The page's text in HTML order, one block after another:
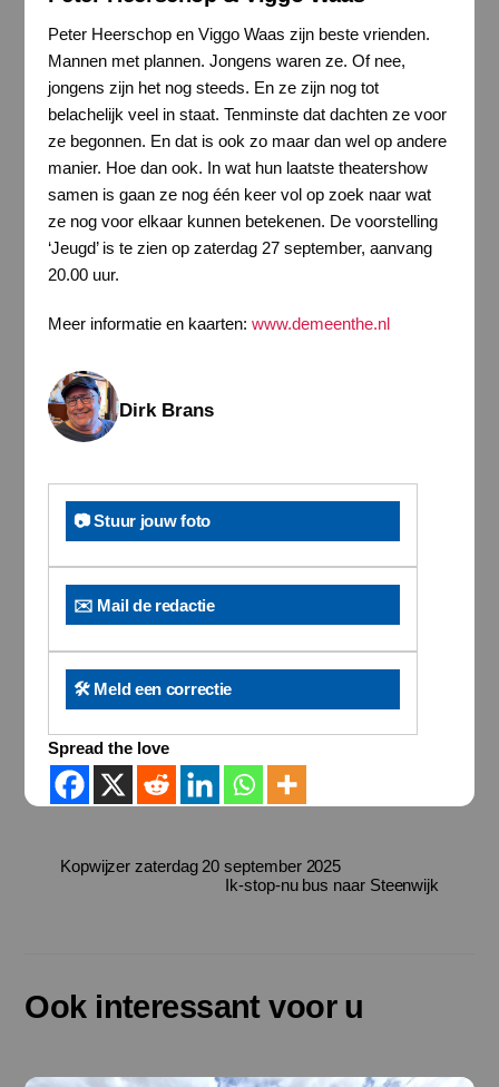
Peter Heerschop en Viggo Waas zijn beste vrienden.
Mannen met plannen. Jongens waren ze. Of nee,
jongens zijn het nog steeds. En ze zijn nog tot
belachelijk veel in staat. Tenminste dat dachten ze voor
ze begonnen. En dat is ook zo maar dan wel op andere
manier. Hoe dan ook. In wat hun laatste theatershow
samen is gaan ze nog één keer vol op zoek naar wat
ze nog voor elkaar kunnen betekenen. De voorstelling
‘Jeugd’ is te zien op zaterdag 27 september, aanvang
20.00 uur.
Meer informatie en kaarten: www.demeenthe.nl
Dirk Brans
📷 Stuur jouw foto
✉️ Mail de redactie
🛠️ Meld een correctie
Spread the love
Kopwijzer zaterdag 20 september 2025
Ik-stop-nu bus naar Steenwijk
Ook interessant voor u